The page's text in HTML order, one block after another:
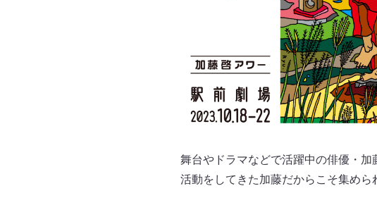
舞台やドラマなどで活躍中の俳優・
活動をしてきた加藤だからこそ集めら